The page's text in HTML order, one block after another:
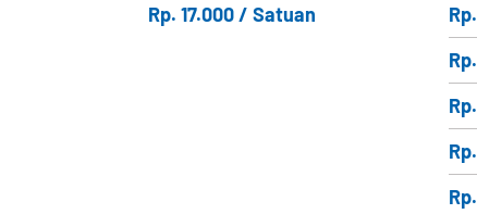
Rp. 17.000 / Satuan